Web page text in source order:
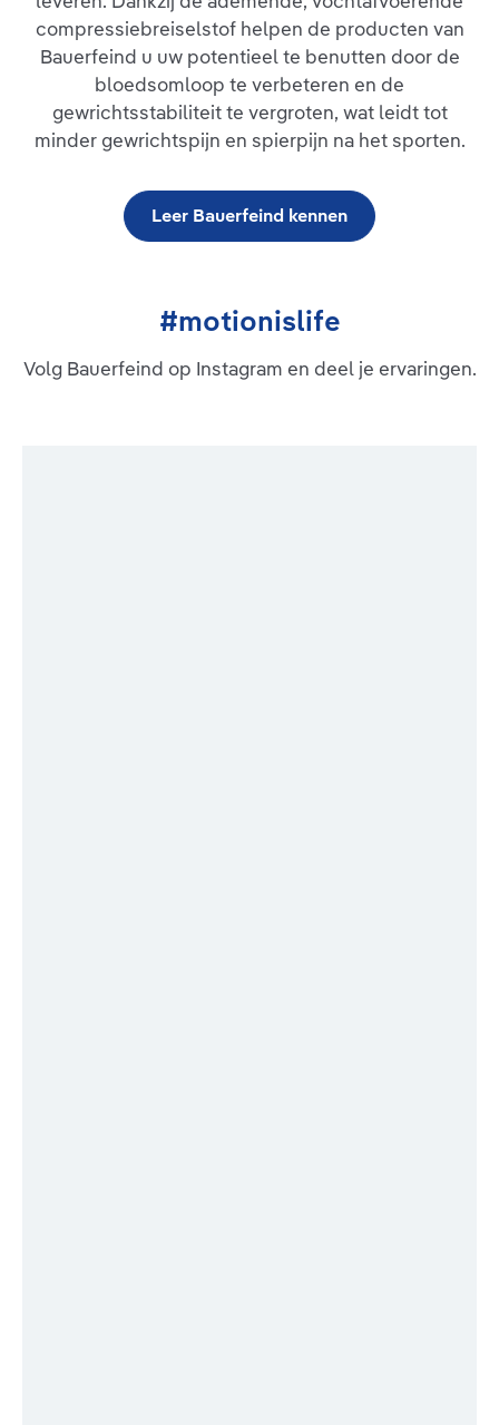
Geïntegreerde drukpunten van de pelotte werken met hun
speciaal beweeglijke massagenoppen verlichtend op
bijzonder pijnlijke zones. Aan de zijkanten van de kniebandage
zorgen twee flexibele kunststofstaven ervoor dat GenuTrain
altijd perfect zit en tijdens beweging niet verschuift. Boven en
onder maken ingewerkte grijpzones het aan- en uittrekken
makkelijker. Het anatomisch gevormde, ademende en
huidvriendelijke Train-breiwerk biedt hoog draagcomfort.
aanhechtingsligamentose, meniscopathie, chronische,
posttraumatische of postoperatieve
irritatietoestandenRecidiverende gewrichtseffusieGonartrose /
compressiebreiselstof helpen de producten van
Bauerfeind u uw potentieel te benutten door de
bloedsomloop te verbeteren en de
gewrichtsstabiliteit te vergroten, wat leidt tot
minder gewrichtspijn en spierpijn na het sporten.
Leer Bauerfeind kennen
#motionislife
Volg Bauerfeind op Instagram en deel je ervaringen.